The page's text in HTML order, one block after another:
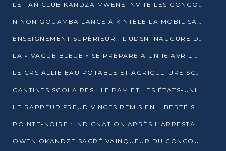
LE FAN CLUB KANDZA MWENE INVITE LES CONGOLAIS À UNE FORTE AFFLUENCE AU STADE DE KINTÉLÉ
NINON GOUAMBA LANCE À KINTÉLÉ LA MOBILISATION POUR L’INVESTITURE DR DSN
ENSEIGNEMENT SUPÉRIEUR : L’UDSN INAUGURE DES LABORATOIRES POUR BOOSTER LA FORMATION PRATIQUE
LA « VAGUE BLEUE » SE PRÉPARE À UN 16 AVRIL HISTORIQUE
LE CRS ALLIE EAU POTABLE ET AGRICULTURE SCOLAIRE AU CŒUR DE LA TRANSFORMATION DES ÉCOLES RURALES
CANTINES SCOLAIRES : LE PAM ET LES ÉTATS-UNIS AU CONTACT DES ÉCOLIERS DE KINKALA
LE RAPPEUR FREUD VINCES REMIS EN LIBERTÉ SOUS PRESSION MÉDIATIQUE
POINTE-NOIRE : INDIGNATION APRÈS L’ARRESTATION DU RAPPEUR FREUD VINCES
OWEN OKANDZE SACRÉ VAINQUEUR DU CONCOURS SLAM POUR LA VIE